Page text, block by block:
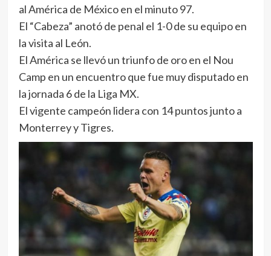
al América de México en el minuto 97.
El “Cabeza” anotó de penal el 1-0 de su equipo en
la visita al León.
El América se llevó un triunfo de oro en el Nou
Camp en un encuentro que fue muy disputado en
la jornada 6 de la Liga MX.
El vigente campeón lidera con 14 puntos junto a
Monterrey y Tigres.